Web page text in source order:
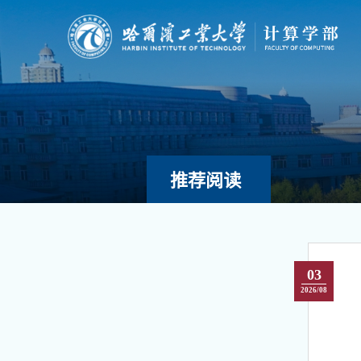
推荐阅读
03
2026/08